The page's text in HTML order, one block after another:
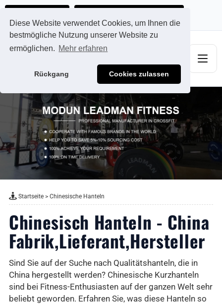
Diese Website verwendet Cookies, um Ihnen die
bestmögliche Nutzung unserer Website zu
ermöglichen. Mehr erfahren
Rückgang Cookies zulassen
Startseite> Chinesische Hanteln
Chinesisch Hanteln - China
Fabrik,Lieferant,Hersteller
Sind Sie auf der Suche nach Qualitätshanteln, die in
China hergestellt werden? Chinesische Kurzhanteln
sind bei Fitness-Enthusiasten auf der ganzen Welt sehr
beliebt geworden. Erfahren Sie, was diese Hanteln so